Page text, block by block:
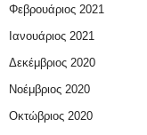
Φεβρουάριος 2021
Ιανουάριος 2021
Δεκέμβριος 2020
Νοέμβριος 2020
Οκτώβριος 2020